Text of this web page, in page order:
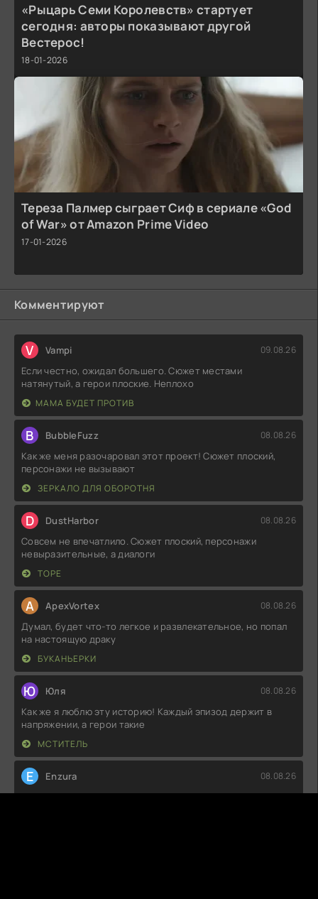
«Рыцарь Семи Королевств» стартует
сегодня: авторы показывают другой
Вестерос!
18-01-2026
Тереза Палмер сыграет Сиф в сериале «God
of War» от Amazon Prime Video
17-01-2026
Комментируют
V Vampi 09.08.26
Если честно, ожидал большего. Сюжет местами
натянутый, а герои плоские. Неплохо
МАМА БУДЕТ ПРОТИВ
B BubbleFuzz 08.08.26
Как же меня разочаровал этот проект! Сюжет плоский,
персонажи не вызывают
ЗЕРКАЛО ДЛЯ ОБОРОТНЯ
D DustHarbor 08.08.26
Совсем не впечатлило. Сюжет плоский, персонажи
невыразительные, а диалоги
ТОРЕ
A ApexVortex 08.08.26
Думал, будет что-то легкое и развлекательное, но попал
на настоящую драку
БУКАНЬЕРКИ
Ю Юля 08.08.26
Как же я люблю эту историю! Каждый эпизод держит в
напряжении, а герои такие
МСТИТЕЛЬ
E Enzura 08.08.26
Не могу понять, что все нашли в этой истории. Сюжет